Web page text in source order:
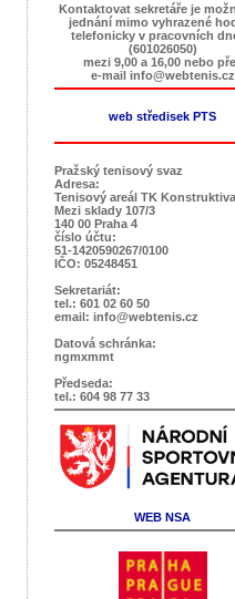
Kontaktovat sekretáře je
jednání mimo vyhrazené
telefonicky v pracovních
(601026050)
mezi 9,00 a 16,00 nebo
e-mail info@webtenis.cz
web středisek PTS
Pražský tenisový svaz
Adresa:
Tenisový areál TK Konstruktiva
Mezi sklady 107/3
140 00 Praha 4
číslo účtu:
51-1420590267/0100
IČO: 05248451
Sekretariát:
tel.: 601 02 60 50
email: info@webtenis.cz
Datová schránka:
ngmxmmt
Předseda:
tel.: 604 98 77 33
WEB NSA